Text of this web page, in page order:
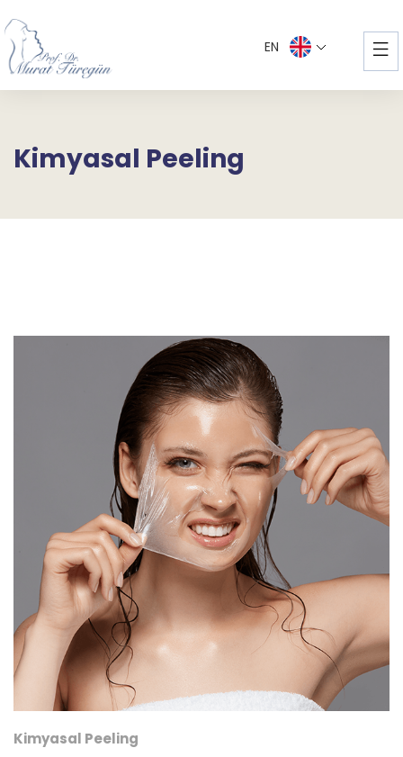
EN
Kimyasal Peeling
Kimyasal Peeling